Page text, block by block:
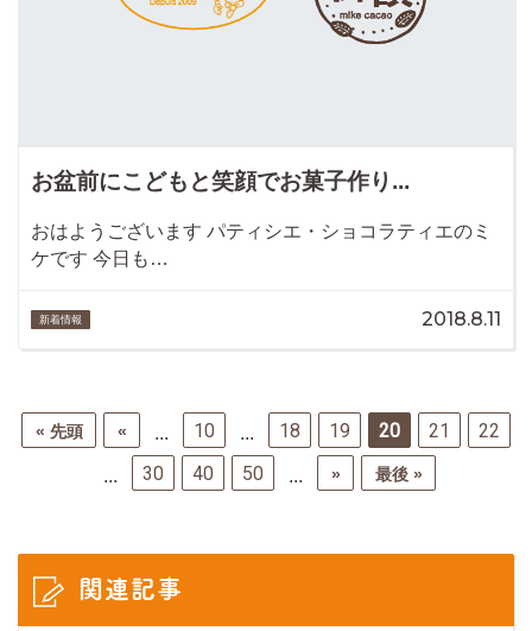
お盆前にこどもと笑顔でお菓子作り...
おはようございます パティシエ・ショコラティエのミ
ケです 今日も…
新着情報 2018.8.11
« 先頭 « ... 10 ... 18 19 20 21 22
... 30 40 50 ... » 最後 »
関連記事